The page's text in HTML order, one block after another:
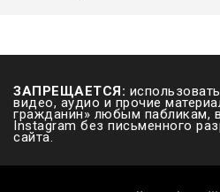
ЗАПРЕЩАЕТСЯ:
видео, аудио и прочие
гражданин» любым пабликам,
Instagram без письменного
сайта.